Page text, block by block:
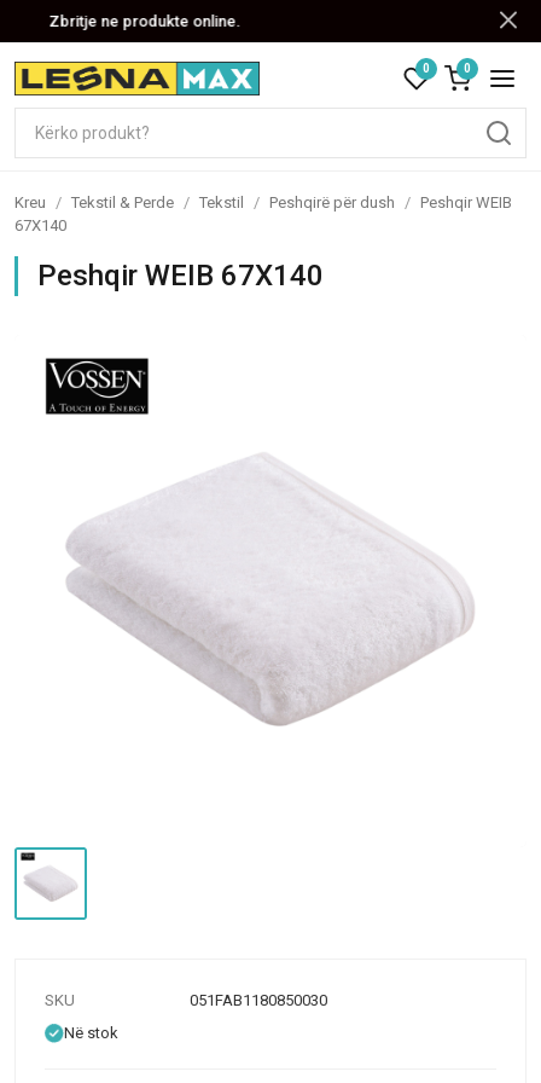
Zbritje ne produkte online.
0 0
Kreu / Tekstil & Perde / Tekstil / Peshqirë për dush / Peshqir WEIB
67X140
Peshqir WEIB 67X140
SKU
051FAB1180850030
Në stok